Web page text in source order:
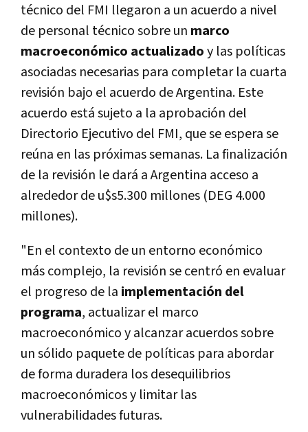
técnico del FMI llegaron a un acuerdo a nivel
de personal técnico sobre un marco
macroeconómico actualizadoy las políticas
asociadas necesarias para completar la cuarta
revisión bajo el acuerdo de Argentina. Este
acuerdo está sujeto a la aprobación del
Directorio Ejecutivo del FMI, que se espera se
reúna en las próximas semanas. La finalización
de la revisión le dará a Argentina acceso a
alrededor de u$s5.300 millones (DEG 4.000
millones).
"En el contexto de un entorno económico
más complejo, la revisión se centró en evaluar
el progreso de la implementación del
programa, actualizar el marco
macroeconómico y alcanzar acuerdos sobre
un sólido paquete de políticas para abordar
de forma duradera los desequilibrios
macroeconómicos y limitar las
vulnerabilidades futuras.